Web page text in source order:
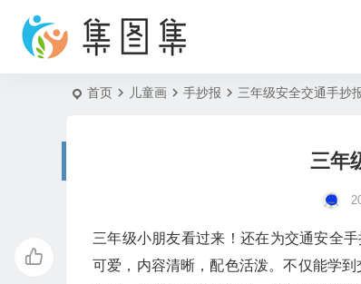
首页 儿童画 手抄报 三年级安全交通手抄
三年
三年级小朋友看过来！还在为交通安全
可爱，内容清晰，配色活泼。不仅能学